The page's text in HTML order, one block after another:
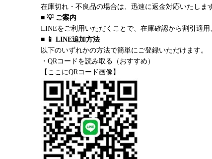
在庫切れ・不良品の場合は、迅速に返金対応いたしま
■ 💡 ご案内
LINEをご利用いただくことで、在庫確認から割引適
■ 📱 LINE追加方法
以下のいずれかの方法で簡単にご登録いただけます。
・QRコードを読み取る（おすすめ）
【ここにQRコード画像】